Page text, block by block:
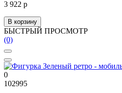
3 922 р
В корзину
БЫСТРЫЙ ПРОСМОТР
(0)
0
102995